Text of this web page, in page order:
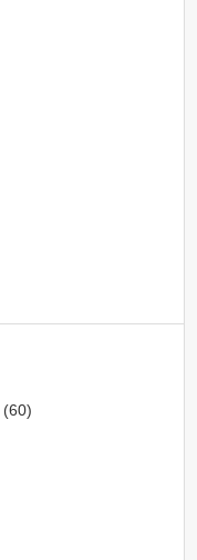
(60)